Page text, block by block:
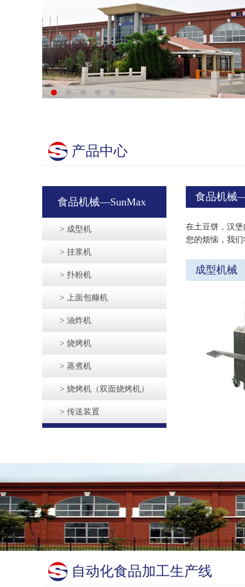
产品中心
食品机械—SunMax
> 成型机
> 挂浆机
> 扑粉机
> 上面包糠机
> 油炸机
> 烧烤机
> 蒸煮机
> 烧烤机（双面烧烤机）
> 传送装置
食品机械
在土豆饼，汉
您的烦恼，我
成型机械
自动化食品加工生产线